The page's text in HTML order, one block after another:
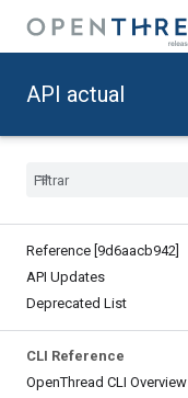
API actual
Reference [9d6aacb942]
API Updates
Deprecated List
CLI Reference
OpenThread CLI Overview